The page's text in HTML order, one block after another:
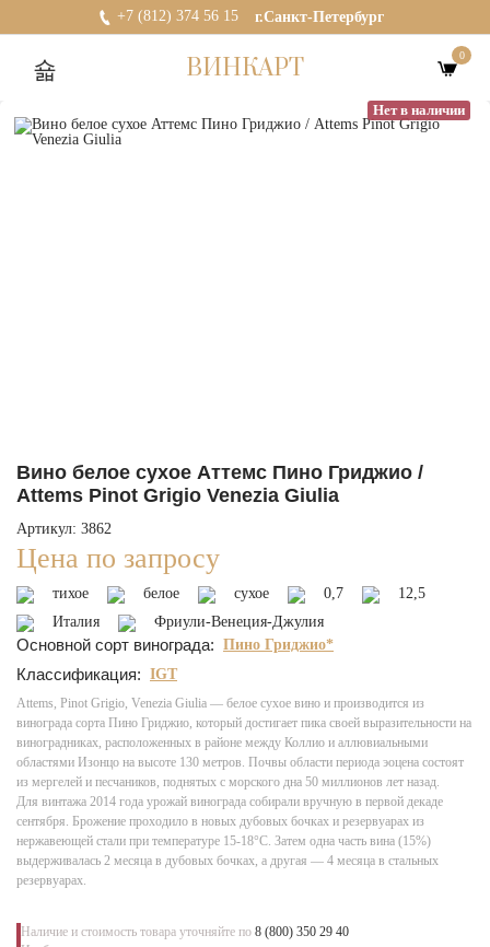
+7 (812) 374 56 15 г.Санкт-Петербург
ВИНКАРТ 0
Нет в наличии
Вино белое сухое Аттемс Пино Гриджио /
Attems Pinot Grigio Venezia Giulia
Артикул: 3862
Цена по запросу
тихое белое сухое 0,7
12,5
Италия
Фриули-Венеция-Джулия
Основной сорт винограда: Пино Гриджио*
Классификация: IGT
Attems, Pinot Grigio, Venezia Giulia — белое сухое вино и производится из
винограда сорта Пино Гриджио, который достигает пика своей выразительности на
виноградниках, расположенных в районе между Коллио и аллювиальными
областями Изонцо на высоте 130 метров. Почвы области периода эоцена состоят
из мергелей и песчаников, поднятых с морского дна 50 миллионов лет назад.
Для винтажа 2014 года урожай винограда собирали вручную в первой декаде
сентября. Брожение проходило в новых дубовых бочках и резервуарах из
нержавеющей стали при температуре 15-18°C. Затем одна часть вина (15%)
выдерживалась 2 месяца в дубовых бочках, а другая — 4 месяца в стальных
резервуарах.
Наличие и стоимость товара уточняйте по 8 (800) 350 29 40